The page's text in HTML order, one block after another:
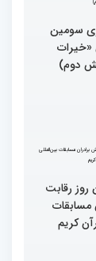
به قاریان
سومین
دوم)